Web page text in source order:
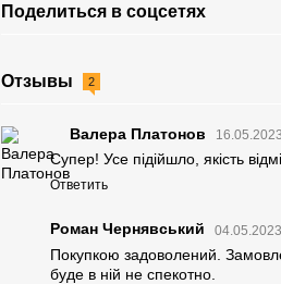
Поделиться в соцсетях
Отзывы 2
Валера Платонов
Супер! Усе підійшло, якість
Ответить
Роман Чернявський
Покупкою задоволений.
буде в ній не спекотно.